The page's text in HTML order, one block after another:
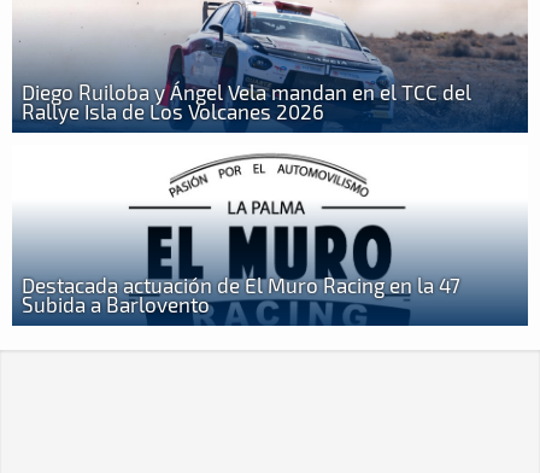
Diego Ruiloba y Ángel Vela mandan en el TCC del
Rallye Isla de Los Volcanes 2026
Destacada actuación de El Muro Racing en la 47
Subida a Barlovento